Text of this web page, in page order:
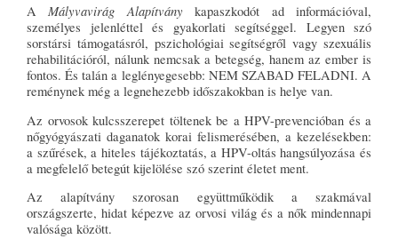
AMályvavirág Alapítványkapaszkodót ad információval,
személyes jelenléttel és gyakorlati segítséggel. Legyen szó
sorstársi támogatásról, pszichológiai segítségről vagy szexuális
rehabilitációról, nálunk nemcsak a betegség, hanem az ember is
fontos. És talán a leglényegesebb: NEM SZABAD FELADNI. A
reménynek még a legnehezebb időszakokban is helye van.
Az orvosok kulcsszerepet töltenek be a HPV-prevencióban és a
nőgyógyászati daganatok korai felismerésében, a kezelésekben:
a szűrések, a hiteles tájékoztatás, a HPV-oltás hangsúlyozása és
a megfelelő betegút kijelölése szó szerint életet ment.
Az alapítvány szorosan együttműködik a szakmával
országszerte, hidat képezve az orvosi világ és a nők mindennapi
valósága között.